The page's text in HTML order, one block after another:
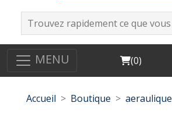
MENU Cart
(0)
Accueil Boutique aeraulique